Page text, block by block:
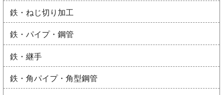
鉄・ねじ切り加工
鉄・パイプ・鋼管
鉄・継手
鉄・角パイプ・角型鋼管